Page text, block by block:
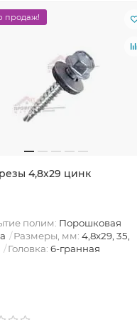
продаж!
4,8х29 цинк
полим: Порошковая
Размеры, мм: 4,8х29, 35,
Головка: 6-гранная